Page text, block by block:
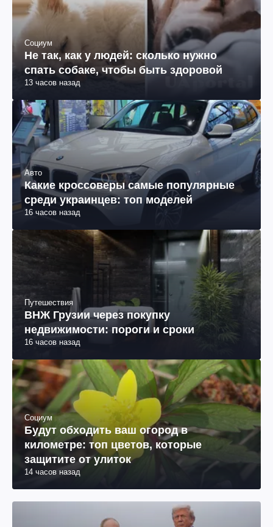
Социум
Не так, как у людей: сколько нужно
спать собаке, чтобы быть здоровой
13 часов назад
Авто
Какие кроссоверы самые популярные
среди украинцев: топ моделей
16 часов назад
Путешествия
ВНЖ Грузии через покупку
недвижимости: пороги и сроки
16 часов назад
Социум
Будут обходить ваш огород в
километре: топ цветов, которые
защитите от улиток
14 часов назад